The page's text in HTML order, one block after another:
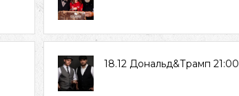
18.12 Дональд&Трамп 21:00